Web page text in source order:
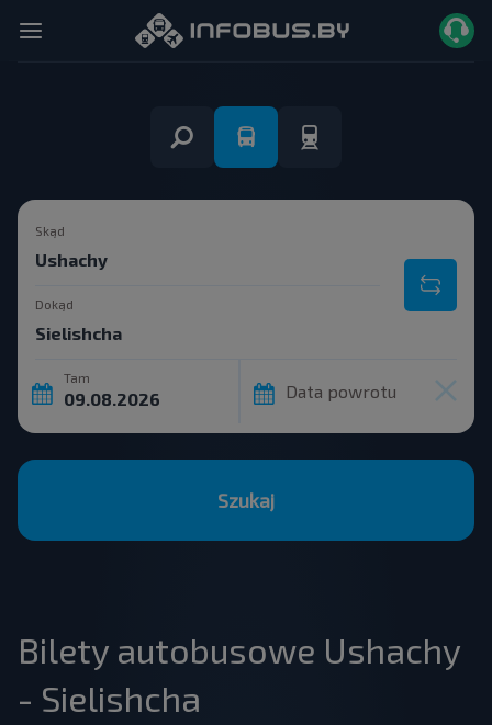
Skąd
Dokąd
Tam
Data powrotu
Szukaj
Bilety autobusowe Ushachy
- Sielishcha